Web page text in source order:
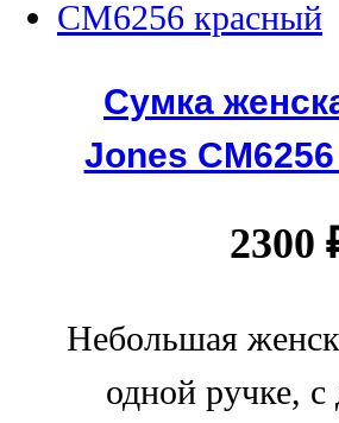
Сумка
Jones
2300
Небольшая
одной ручке,